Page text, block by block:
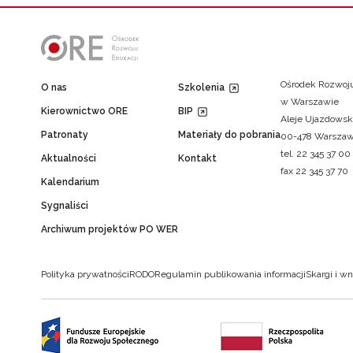
O nas
Kierownictwo ORE
Patronaty
Aktualności
Kalendarium
Sygnaliści
Archiwum projektów PO WER
Szkolenia
BIP
Materiały do pobrania
Kontakt
Ośrodek
w Warszawie
Aleje
00-478
tel. 22 345 37 00
fax 22 345 37 70
Polityka prywatnościRODORegulamin publikowania informacjiSkargi i